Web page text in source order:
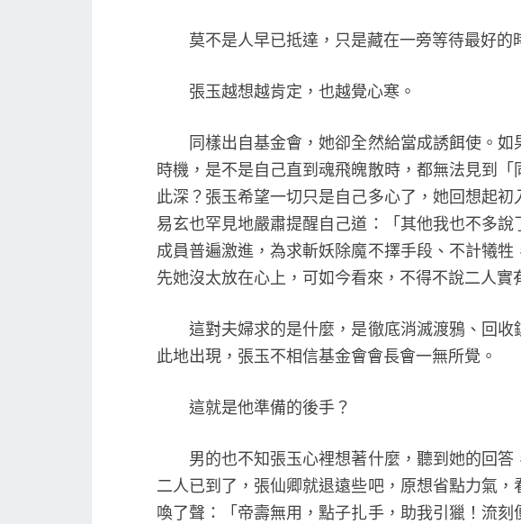
莫不是人早已抵達，只是藏在一旁等待最好的
張玉越想越肯定，也越覺心寒。
同樣出自基金會，她卻全然給當成誘餌使。如
時機，是不是自己直到魂飛魄散時，都無法見到
此深？張玉希望一切只是自己多心了，她回想起
易玄也罕見地嚴肅提醒自己道：「其他我也不多說
成員普遍激進，為求斬妖除魔不擇手段、不計犧
先她沒太放在心上，可如今看來，不得不說二人實
這對夫婦求的是什麼，是徹底消滅渡鴉、回收
此地出現，張玉不相信基金會會長會一無所覺。
這就是他準備的後手？
男的也不知張玉心裡想著什麼，聽到她的回答
二人已到了，張仙卿就退遠些吧，原想省點力氣
喚了聲：「帝壽無用，點子扎手，助我引獵！流